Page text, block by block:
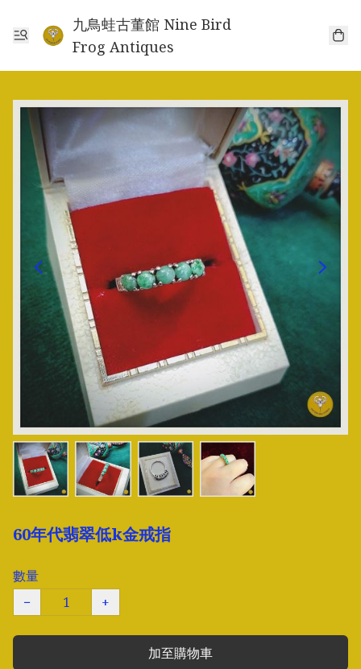
九鳥蛙古董館 Nine Bird
Frog Antiques
60年代翡翠低k金戒指
數量
−
+
加至購物車